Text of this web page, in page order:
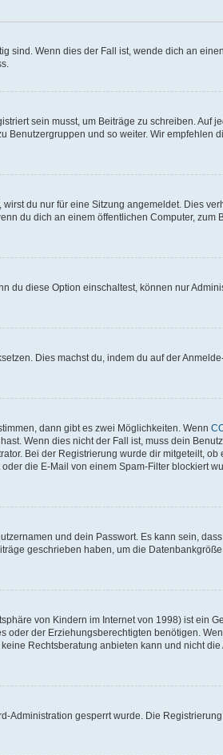
Wenn dies der Fall ist, wende dich an
sein musst, um Beiträge zu schreiben. Auf
und so weiter. Wir
du nur für eine Sitzung angemeldet. Dies
du dich an einem öffentlichen Computer,
diese Option einschaltest, können nur
Dies machst du, indem du auf der
dann gibt es zwei Möglichkeiten. Wenn
Wenn dies nicht der Fall ist, muss dein
Bei der Registrierung wurde dir mitgeteilt,
die E-Mail von einem Spam-Filter blockiert
und dein Passwort. Es kann sein,
geschrieben haben, um die
von Kindern im Internet von 1998) ist ein
der Erziehungsberechtigten benötigen.
Rechtsberatung anbieten kann und nicht
gesperrt wurde. Die